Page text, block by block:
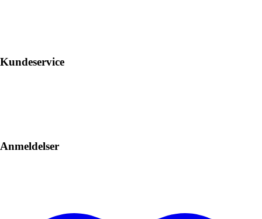
Kundeservice
Anmeldelser